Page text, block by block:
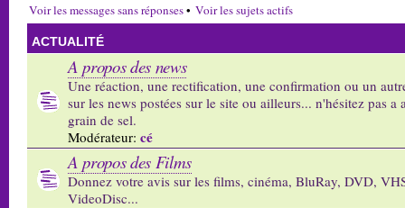
Voir les messages sans réponses• Voir les sujets actifs
ACTUALITÉ
A propos des news
Une réaction, une rectification, une confirmation ou un
sur les news postées sur le site ou ailleurs... n'hésitez pas a
grain de sel.
Modérateur: cé
A propos des Films
Donnez votre avis sur les films, cinéma, BluRay, DVD,
VideoDisc...